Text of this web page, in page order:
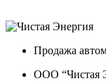
Продажа
ООО “Чистая